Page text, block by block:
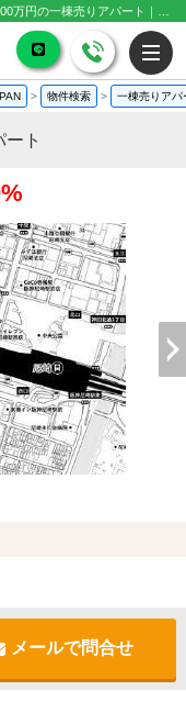
> 物件検索 > 一棟売りアパ
ト
メールで問合せ